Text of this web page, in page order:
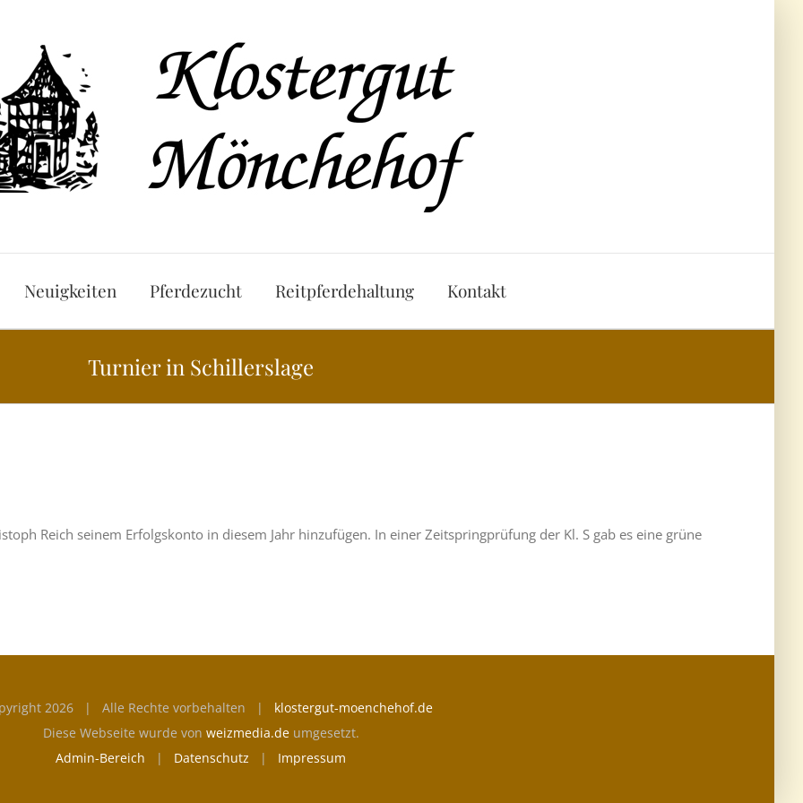
Neuigkeiten Pferdezucht Reitpferdehaltung Kontakt
Turnier in Schillerslage
Reich seinem Erfolgskonto in diesem Jahr hinzufügen. In einer Zeitspringprüfung der Kl. S gab es eine grüne
2026 | Alle Rechte vorbehalten | klostergut-moenchehof.de
Diese Webseite wurde von weizmedia.deumgesetzt.
Admin-Bereich | Datenschutz | Impressum